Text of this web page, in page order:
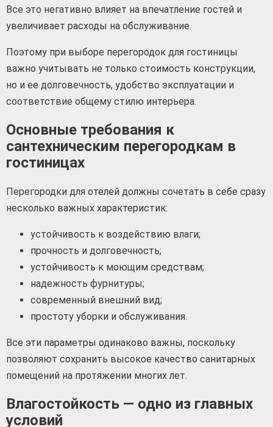
Все это негативно влияет на впечатление гостей и
увеличивает расходы на обслуживание.
Поэтому при выборе перегородок для гостиницы
важно учитывать не только стоимость конструкции,
но и ее долговечность, удобство эксплуатации и
соответствие общему стилю интерьера.
Основные требования к
сантехническим перегородкам в
гостиницах
Перегородки для отелей должны сочетать в себе сразу
несколько важных характеристик:
устойчивость к воздействию влаги;
прочность и долговечность;
устойчивость к моющим средствам;
надежность фурнитуры;
современный внешний вид;
простоту уборки и обслуживания.
Все эти параметры одинаково важны, поскольку
позволяют сохранить высокое качество санитарных
помещений на протяжении многих лет.
Влагостойкость — одно из главных
условий